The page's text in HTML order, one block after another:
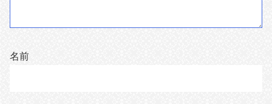
名前